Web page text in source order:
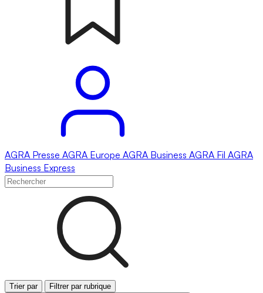
AGRA Presse AGRA Europe AGRA Business AGRA Fil AGRA
Business Express
Trier par Filtrer par rubrique